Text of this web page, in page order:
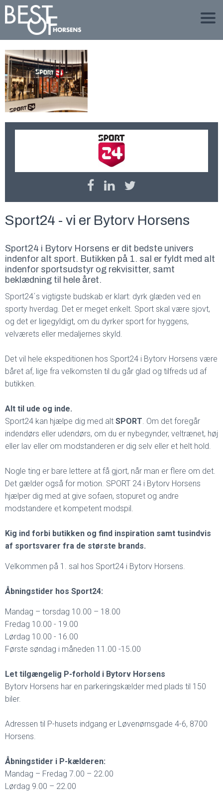
Sport24 - vi er Bytorv Horsens
Sport24 i Bytorv Horsens er dit bedste univers
indenfor alt sport. Butikken på 1. sal er fyldt med alt
indenfor sportsudstyr og rekvisitter, samt
beklædning til hele året.
Sport24´s vigtigste budskab er klart: dyrk glæden ved en
sporty hverdag. Det er meget enkelt. Sport skal være sjovt,
og det er ligegyldigt, om du dyrker sport for hyggens,
velværets eller medaljernes skyld.
Det vil hele ekspeditionen hos Sport24 i Bytorv Horsens være
båret af, lige fra velkomsten til du går glad og tilfreds ud af
butikken.
Alt til ude og inde.
Sport24 kan hjælpe dig med alt SPORT. Om det foregår
indendørs eller udendørs, om du er nybegynder, veltrænet, høj
eller lav eller om modstanderen er dig selv eller et helt hold.
Nogle ting er bare lettere at få gjort, når man er flere om det.
Det gælder også for motion. SPORT 24 i Bytorv Horsens
hjælper dig med at give sofaen, stopuret og andre
modstandere et kompetent modspil.
Kig ind forbi butikken og find inspiration samt tusindvis
af sportsvarer fra de største brands.
Velkommen på 1. sal hos Sport24 i Bytorv Horsens.
Åbningstider hos Sport24:
Mandag – torsdag 10.00 – 18.00
Fredag 10.00 - 19.00
Lørdag 10.00 - 16.00
Første søndag i måneden 11.00 -15.00
Let tilgængelig P-forhold i Bytorv Horsens
Bytorv Horsens har en parkeringskælder med plads til 150
biler.
Adressen til P-husets indgang er Løvenørnsgade 4-6, 8700
Horsens.
Åbningstider i P-kælderen:
Mandag – Fredag 7.00 – 22.00
Lørdag 9.00 – 22.00